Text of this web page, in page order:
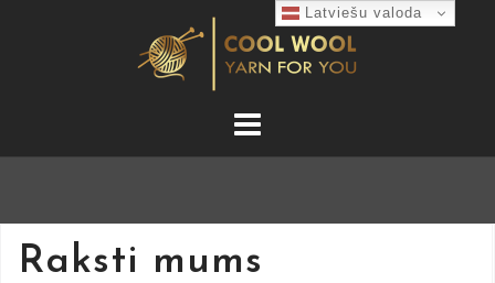
Raksti mums
Latviešu valoda